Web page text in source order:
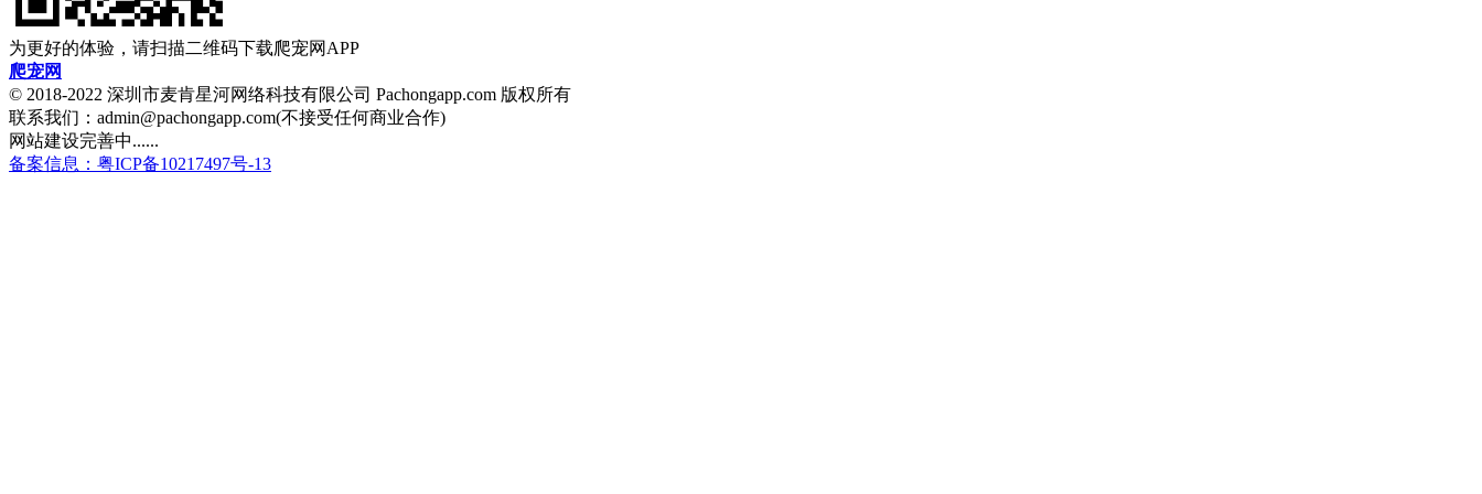
为更好的体验，请扫描二维码下载爬宠网APP
爬宠网
© 2018-2022 深圳市麦肯星河网络科技有限公司 Pachongapp.com 版权所有
联系我们：admin@pachongapp.com(不接受任何商业合作)
网站建设完善中......
备案信息：粤ICP备10217497号-13